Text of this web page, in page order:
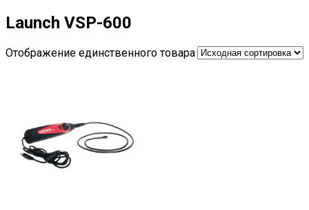
Launch VSP-600
Отображение единственного товара